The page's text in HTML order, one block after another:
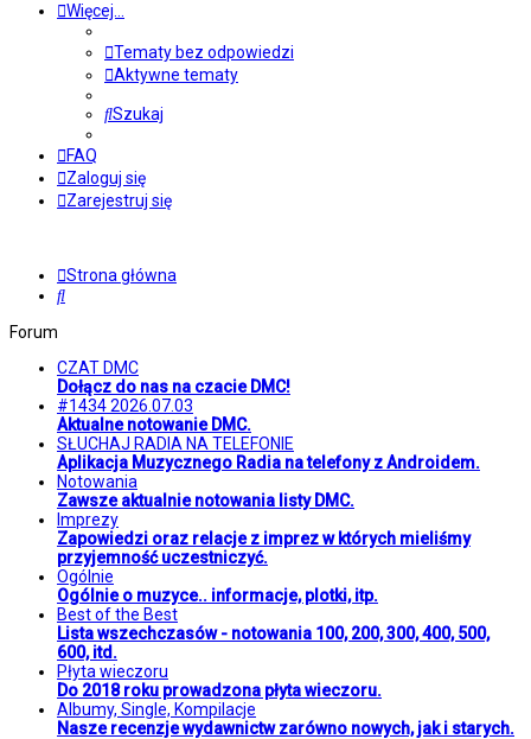
Więcej…
Tematy bez odpowiedzi
Aktywne tematy
Szukaj
FAQ
Zaloguj się
Zarejestruj się
Strona główna
Szukaj
Forum
CZAT DMC
Dołącz do nas na czacie DMC!
#1434 2026.07.03
Aktualne notowanie DMC.
SŁUCHAJ RADIA NA TELEFONIE
Aplikacja Muzycznego Radia na telefony z Androidem.
Notowania
Zawsze aktualnie notowania listy DMC.
Imprezy
Zapowiedzi oraz relacje z imprez w których mieliśmy
przyjemność uczestniczyć.
Ogólnie
Ogólnie o muzyce.. informacje, plotki, itp.
Best of the Best
Lista wszechczasów - notowania 100, 200, 300, 400, 500,
600, itd.
Płyta wieczoru
Do 2018 roku prowadzona płyta wieczoru.
Albumy, Single, Kompilacje
Nasze recenzje wydawnictw zarówno nowych, jak i starych.